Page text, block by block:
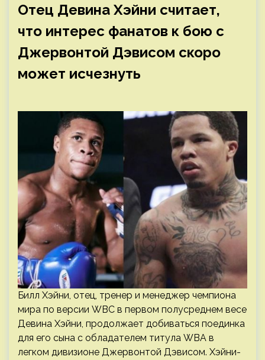
Отец Девина Хэйни считает,
что интерес фанатов к бою с
Джервонтой Дэвисом скоро
может исчезнуть
Билл Хэйни, отец, тренер и менеджер чемпиона
мира по версии WBC в первом полусреднем весе
Девина Хэйни, продолжает добиваться поединка
для его сына с обладателем титула WBA в
легком дивизионе Джервонтой Дэвисом. Хэйни-